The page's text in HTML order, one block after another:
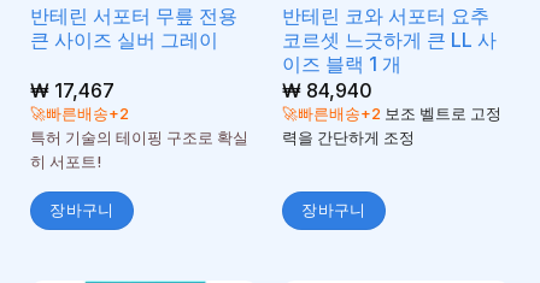
반테린 서포터 무릎 전용
큰 사이즈 실버 그레이
₩17,467
🚀빠른배송+2
특허 기술의 테이핑 구조로 확실
히 서포트!
장바구니
반테린 코와 서포터 요추
코르셋 느긋하게 큰 LL 사
이즈 블랙 1 개
₩84,940
🚀빠른배송+2 보조 벨트로 고정
력을 간단하게 조정
장바구니